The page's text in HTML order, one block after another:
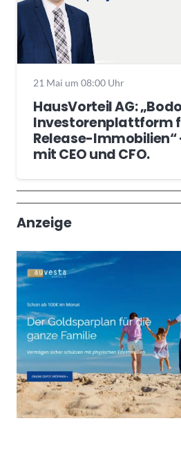
21 Mai um 08:00 Uhr
HausVorteil AG:
Investorenplattform
Release-Immobilien“
mit CEO und CFO.
Trendthemen
Anzeige